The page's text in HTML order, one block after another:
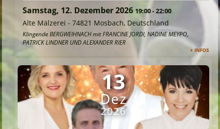
Samstag, 12. Dezember 2026 19:00-22:00
Alte Mälzerei-74821 Mosbach, Deutschland
Klingende BERGWEIHNACH mit FRANCINE JORDI, NADINE MEYPO,
PATRICK LINDNER UND ALEXANDER RIER
+ INFOS
13
Dez
2026